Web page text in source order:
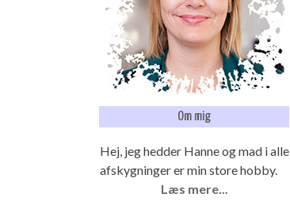
Om mig
Hej, jeg hedder Hanne og mad i alle
afskygninger er min store hobby.
Læs mere...